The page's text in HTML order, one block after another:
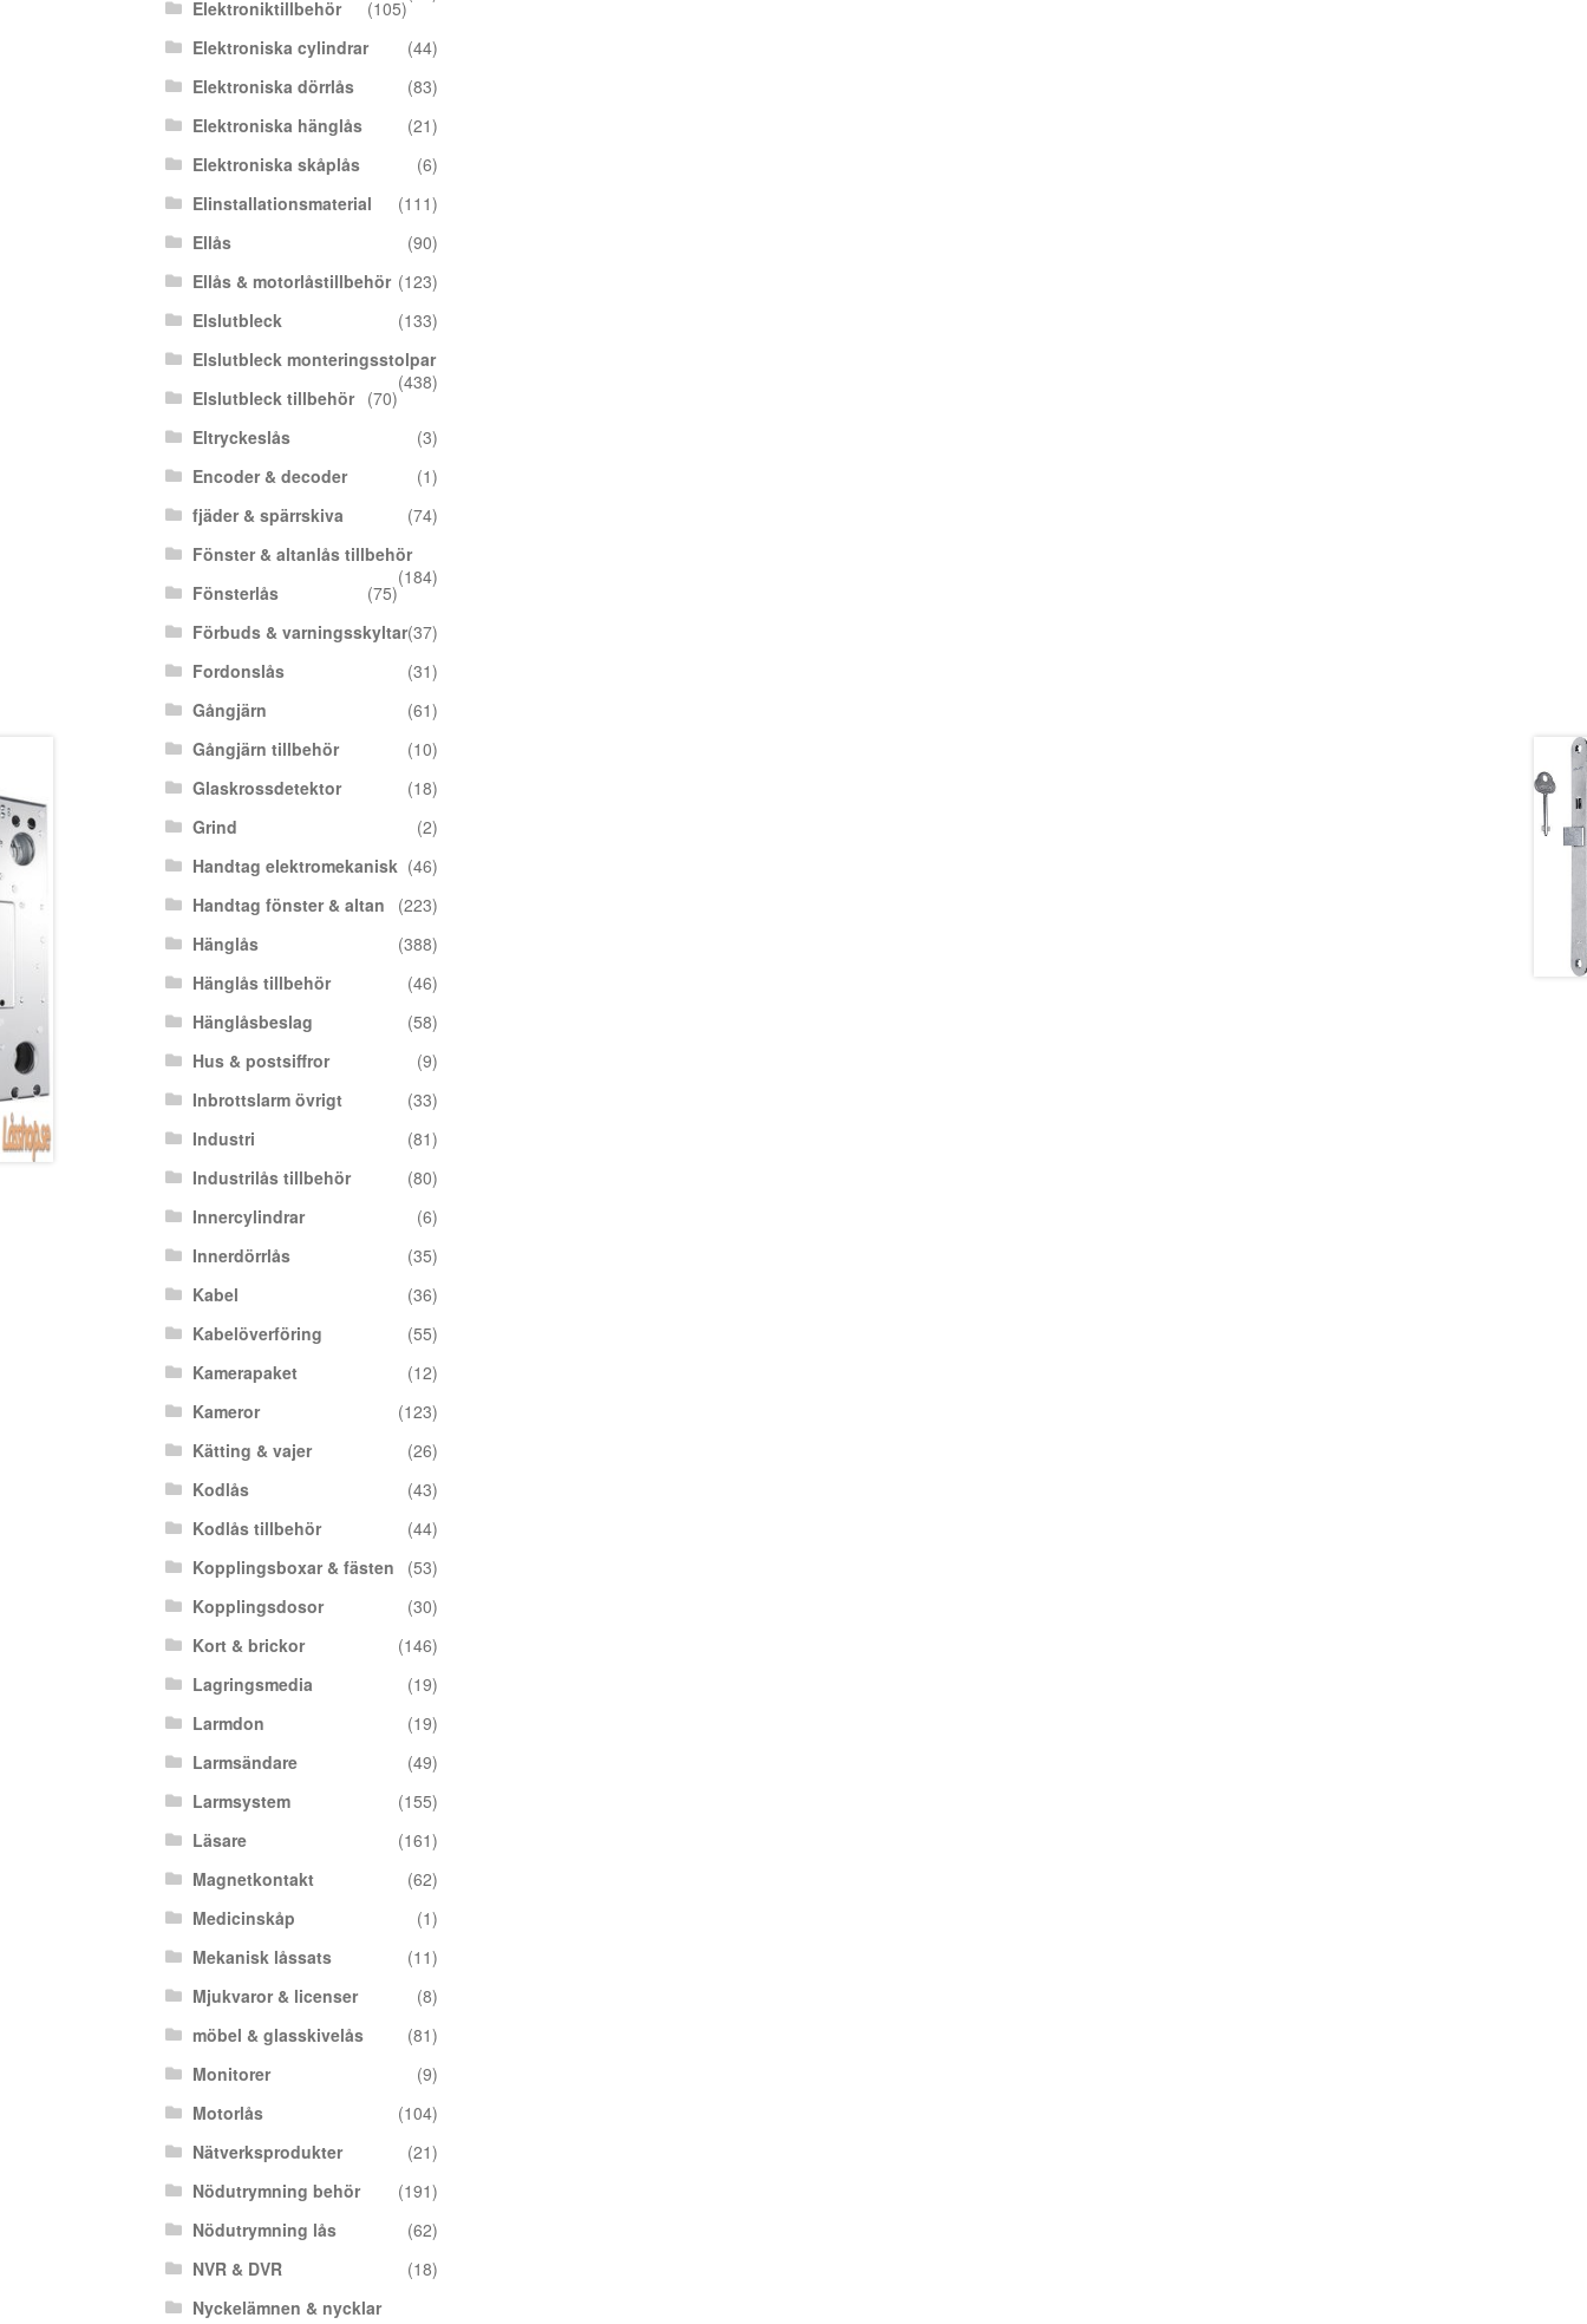
Elektroniktillbehör
(105)
Elektroniska cylindrar
(44)
Elektroniska dörrlås
(83)
Elektroniska hänglås
(21)
Elektroniska skåplås
(6)
Elinstallationsmaterial
(111)
Ellås
(90)
Ellås & motorlåstillbehör (123)
Elslutbleck
(133)
Elslutbleck monteringsstolpar
(438)
Elslutbleck tillbehör
(70)
Eltryckeslås
(3)
Encoder & decoder
(1)
fjäder & spärrskiva
(74)
Fönster & altanlås tillbehör
(184)
Fönsterlås
(75)
Förbuds & varningsskyltar(37)
Fordonslås
(31)
Gångjärn
(61)
Gångjärn tillbehör
(10)
Glaskrossdetektor
(18)
Grind
(2)
Handtag elektromekanisk (46)
Handtag fönster & altan
(223)
Hänglås
(388)
Hänglås tillbehör
(46)
Hänglåsbeslag
(58)
Hus & postsiffror
(9)
Inbrottslarm övrigt
(33)
Industri
(81)
Industrilås tillbehör
(80)
Innercylindrar
(6)
Innerdörrlås
(35)
Kabel
(36)
Kabelöverföring
(55)
Kamerapaket
(12)
Kameror
(123)
Kätting & vajer
(26)
Kodlås
(43)
Kodlås tillbehör
(44)
Kopplingsboxar & fästen
(53)
Kopplingsdosor
(30)
Kort & brickor
(146)
Lagringsmedia
(19)
Larmdon
(19)
Larmsändare
(49)
Larmsystem
(155)
Läsare
(161)
Magnetkontakt
(62)
Medicinskåp
(1)
Mekanisk låssats
(11)
Mjukvaror & licenser
(8)
möbel & glasskivelås
(81)
Monitorer
(9)
Motorlås
(104)
Nätverksprodukter
(21)
Nödutrymning behör
(191)
Nödutrymning lås
(62)
NVR & DVR
(18)
Nyckelämnen & nycklar